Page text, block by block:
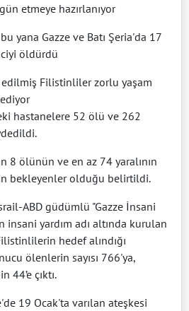
etmeye hazırlanıyor
yana Gazze ve Batı Şeria'da 17
öldürdü
edilmiş Filistinliler zorlu yaşam
hastanelere 52 ölü ve 262
8 ölünün ve en az 74 yaralının
bekleyenler olduğu belirtildi.
ABD güdümlü "Gazze İnsani
insani yardım adı altında kurulan
hedef alındığı
ölenlerin sayısı 766'ya,
44’e çıktı.
19 Ocak'ta varılan ateşkesi